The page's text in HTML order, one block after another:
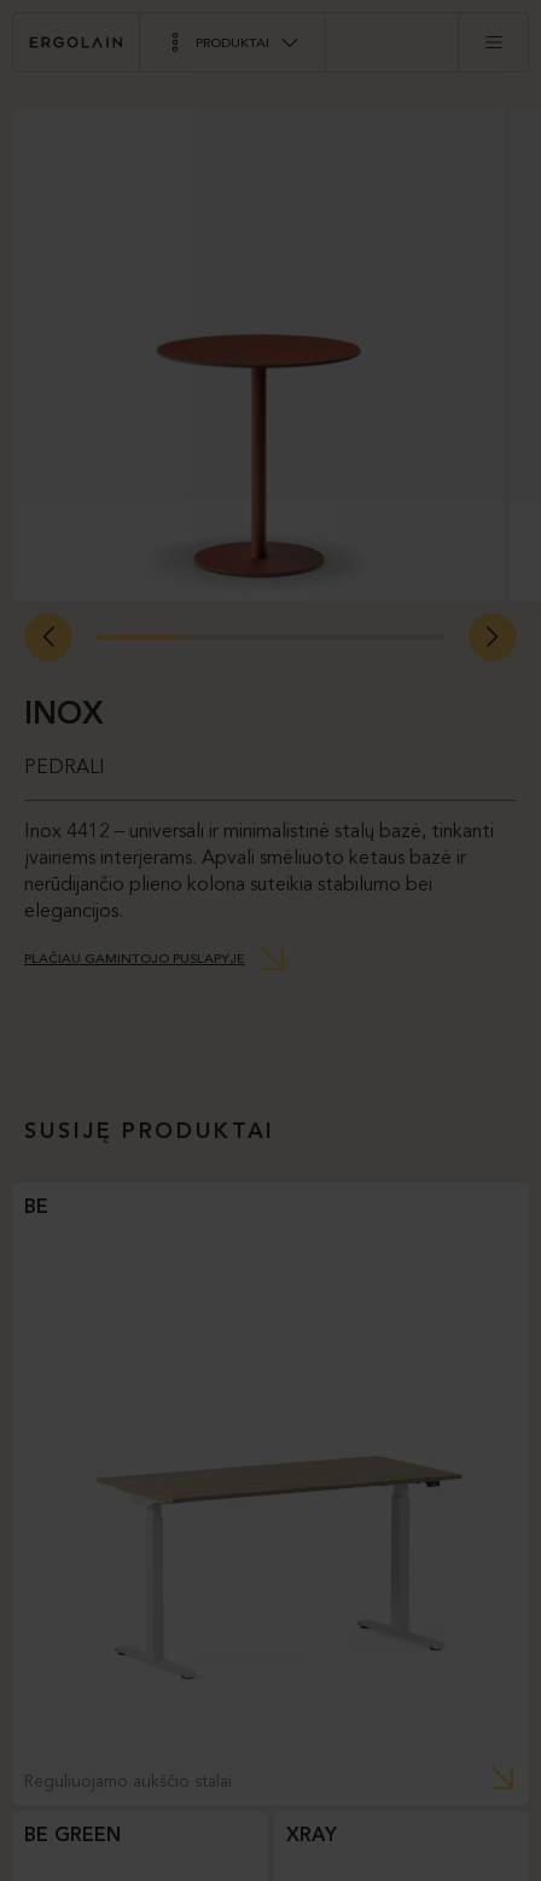
PRODUKTAI
INOX
PEDRALI
Inox 4412 – universali ir minimalistinė stalų bazė, tinkanti
įvairiems interjerams. Apvali smėliuoto ketaus bazė ir
nerūdijančio plieno kolona suteikia stabilumo bei
elegancijos.
PLAČIAU GAMINTOJO PUSLAPYJE
SUSIJĘ PRODUKTAI
BE
Reguliuojamo aukščio stalai
BE GREEN XRAY